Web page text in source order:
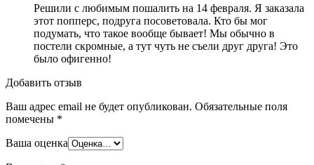
Решили с любимым пошалить на 14 февраля. Я заказала
этот попперс, подруга посоветовала. Кто бы мог
подумать, что такое вообще бывает! Мы обычно в
постели скромные, а тут чуть не съели друг друга! Это
было офигенно!
Добавить отзыв
Ваш адрес email не будет опубликован. Обязательные поля
помечены *
Ваша оценка